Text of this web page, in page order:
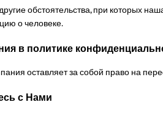
обстоятельства, при которых
о человеке.
в политике
оставляет за собой право на
с Нами